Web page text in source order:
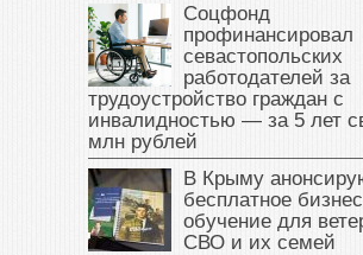
Соцфонд
профинансировал
севастопольских
работодателей за
трудоустройство граждан с
инвалидностью — за 5 лет
млн рублей
В Крыму
бесплатное
обучение для
СВО и их семей